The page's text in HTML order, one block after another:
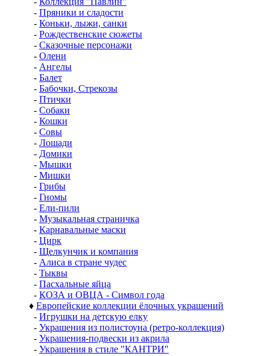
- Пряники и сладости
- Коньки, лыжи, санки
- Рождественские сюжеты
- Сказочные персонажи
- Олени
- Ангелы
- Балет
- Бабочки, Стрекозы
- Птички
- Собаки
- Кошки
- Совы
- Лошади
- Домики
- Мышки
- Мишки
- Грибы
- Гномы
- Ели-пили
- Музыкальная страничка
- Карнавальные маски
- Цирк
- Щелкунчик и компания
- Алиса в стране чудес
- Тыквы
- Пасхальные яйца
- КОЗА и ОВЦА - Символ года
♦ Европейские коллекции ёлочных украшений
- Игрушки на детскую елку
- Украшения из полистоуна (ретро-коллекция)
- Украшения-подвески из акрила
- Украшения в стиле "КАНТРИ"